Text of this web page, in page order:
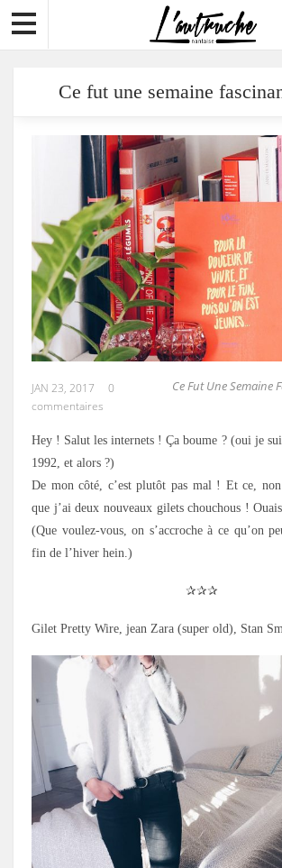
Ce fut une semaine
Ce Fut Une Semaine
JAN 23, 2017
0
commentaires
Hey ! Salut les internets ! Ça boume ? (oui je
1992, et alors ?)
De mon côté, c’est plutôt pas mal ! Et ce, non
que j’ai deux nouveaux gilets chouchous !
(Que voulez-vous, on s’accroche à ce qu’on
fin de l’hiver hein.)
✰✰✰
Gilet Pretty Wire, jean Zara (super old), Stan